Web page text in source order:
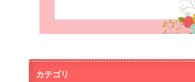
カテゴリ